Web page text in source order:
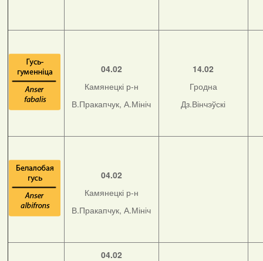
04.02
Камянецкі р-н
В.Пракапчук, А.Мініч
14.02
Гродна
Дз.Вінчэўскі
04.02
Камянецкі р-н
В.Пракапчук, А.Мініч
04.02